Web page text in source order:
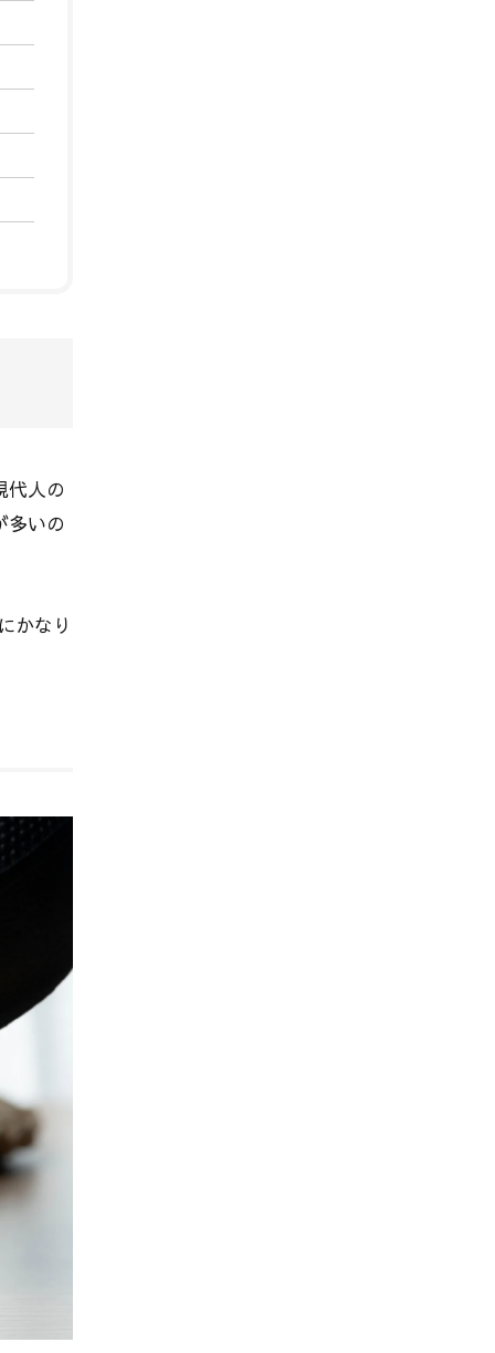
代人の
多いの
かなり